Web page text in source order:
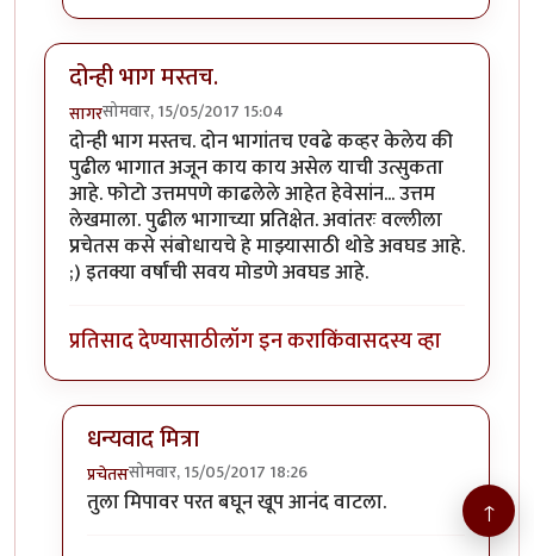
दोन्ही भाग मस्तच.
सागरसोमवार, 15/05/2017 15:04
दोन्ही भाग मस्तच. दोन भागांतच एवढे कव्हर केलेय की
पुढील भागात अजून काय काय असेल याची उत्सुकता
आहे. फोटो उत्तमपणे काढलेले आहेत हेवेसांन... उत्तम
लेखमाला. पुढील भागाच्या प्रतिक्षेत. अवांतरः वल्लीला
प्रचेतस कसे संबोधायचे हे माझ्यासाठी थोडे अवघड आहे.
;) इतक्या वर्षांची सवय मोडणे अवघड आहे.
प्रतिसाद देण्यासाठीलॉग इन कराकिंवासदस्य व्हा
धन्यवाद मित्रा
प्रचेतससोमवार, 15/05/2017 18:26
In reply toदोन्ही भाग मस्तच.byसागर
तुला मिपावर परत बघून खूप आनंद वाटला. ↑